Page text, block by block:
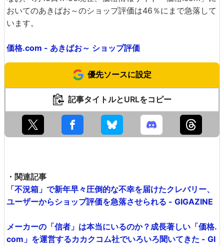
おいてのあきばお～のショップ評価は46％にまで急落して
います。
価格.com - あきばお～ ショップ評価
優先ソースに設定
記事タイトルとURLをコピー
・関連記事
「不況箱」で新年早々圧倒的な不幸を届けたクレバリー、
ユーザーからショップ評価を急落させられる - GIGAZINE
メーカーの「信者」は本当にいるのか？成長著しい「価格.
com」を運営するカカクコム社でいろいろ聞いてきた - GI